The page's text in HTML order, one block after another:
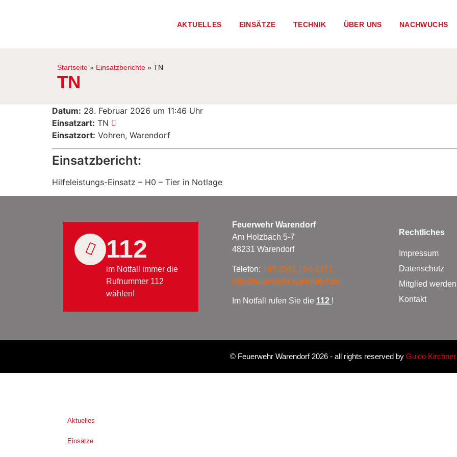
AKTUELLES EINSÄTZE TECHNIK ÜBER UNS NACHWUCHS
Startseite » Einsatzberichte » TN
TN
Datum: 28. Februar 2026 um 11:46 Uhr
Einsatzart: TN
Einsatzort: Vohren, Warendorf
Einsatzbericht:
Hilfeleistungs-Einsatz – H0 – Tier in Notlage
112
im Notfall immer die
Rufnummer 112
wählen!
Feuerwehr Warendorf
Am Holzbach 5-7
48231 Warendorf
Telefon: +49 2581 / 54-1371
info@feuerwehr-warendorf.de
Im Notfall rufen Sie die 112 !
Rechtliches
Impressum
Datenschutz
Mitglied
Kontakt
© Feuerwehr Warendorf 2026- all rights reserved by Guido Kirchner
Aktuelles
Einsätze